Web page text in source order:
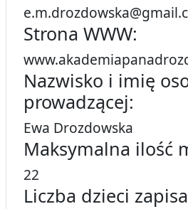
Strona WWW:
Nazwisko i imię
prowadzącej:
Ewa Drozdowska
Maksymalna ilość
22
Liczba dzieci